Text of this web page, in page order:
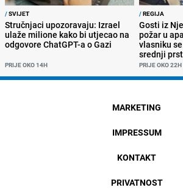
/SVIJET
Stručnjaci upozoravaju: Izrael
ulaže milione kako bi utjecao na
odgovore ChatGPT-a o Gazi
PRIJE OKO 14H
/REGIJA
Gosti iz
požar u
vlasniku
srednji prst
PRIJE OKO 22H
MARKETING
IMPRESSUM
KONTAKT
PRIVATNOST